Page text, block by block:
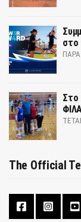
στο
Στο
The Official